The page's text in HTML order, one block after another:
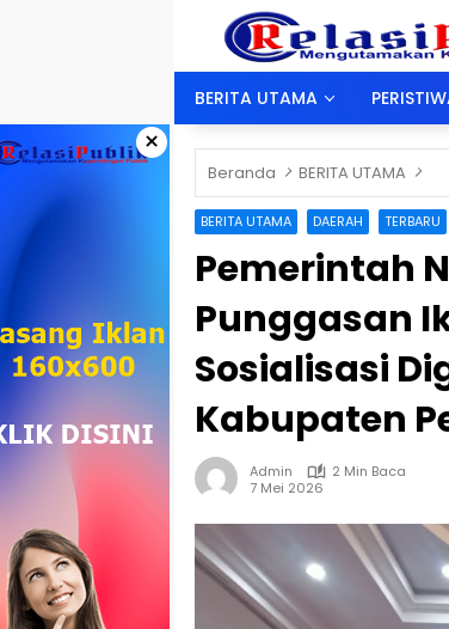
BERITA UTAMA
×
Beranda BERITA UTAMA
BERITA UTAMA DAERAH TERBARU
Pemerintah
Punggasan
Sosialisasi
Kabupaten
Admin
2 Min Baca
7 Mei 2026